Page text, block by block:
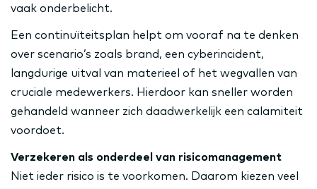
vaak onderbelicht.
Een continuïteitsplan helpt om vooraf na te denken
over scenario’s zoals brand, een cyberincident,
langdurige uitval van materieel of het wegvallen van
cruciale medewerkers. Hierdoor kan sneller worden
gehandeld wanneer zich daadwerkelijk een calamiteit
voordoet.
Verzekeren als onderdeel van risicomanagement
Niet ieder risico is te voorkomen. Daarom kiezen veel